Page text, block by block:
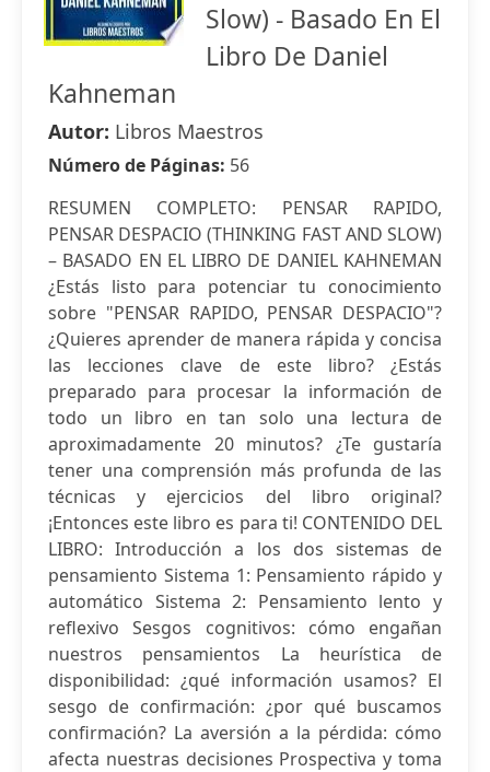
Slow) - Basado En El
Libro De Daniel
Kahneman
Autor: Libros Maestros
Número de Páginas: 56
RESUMEN COMPLETO: PENSAR RAPIDO,
PENSAR DESPACIO (THINKING FAST AND SLOW)
– BASADO EN EL LIBRO DE DANIEL KAHNEMAN
¿Estás listo para potenciar tu conocimiento
sobre "PENSAR RAPIDO, PENSAR DESPACIO"?
¿Quieres aprender de manera rápida y concisa
las lecciones clave de este libro? ¿Estás
preparado para procesar la información de
todo un libro en tan solo una lectura de
aproximadamente 20 minutos? ¿Te gustaría
tener una comprensión más profunda de las
técnicas y ejercicios del libro original?
¡Entonces este libro es para ti! CONTENIDO DEL
LIBRO: Introducción a los dos sistemas de
pensamiento Sistema 1: Pensamiento rápido y
automático Sistema 2: Pensamiento lento y
reflexivo Sesgos cognitivos: cómo engañan
nuestros pensamientos La heurística de
disponibilidad: ¿qué información usamos? El
sesgo de confirmación: ¿por qué buscamos
confirmación? La aversión a la pérdida: cómo
afecta nuestras decisiones Prospectiva y toma